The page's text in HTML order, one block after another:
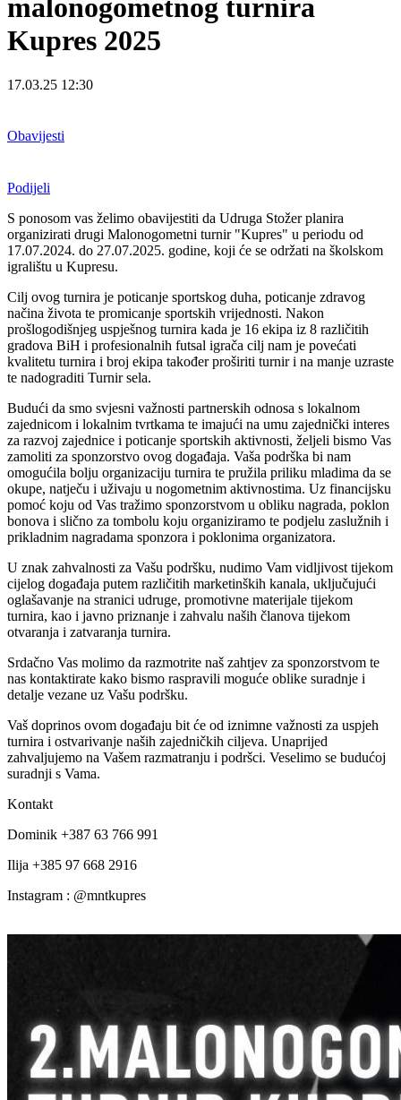
malonogometnog turnira
Kupres 2025
17.03.25 12:30
Obavijesti
Podijeli
S ponosom vas želimo obavijestiti da Udruga Stožer planira
organizirati drugi Malonogometni turnir "Kupres" u periodu od
17.07.2024. do 27.07.2025. godine, koji će se održati na školskom
igralištu u Kupresu.
Cilj ovog turnira je poticanje sportskog duha, poticanje zdravog
načina života te promicanje sportskih vrijednosti. Nakon
prošlogodišnjeg uspješnog turnira kada je 16 ekipa iz 8 različitih
gradova BiH i profesionalnih futsal igrača cilj nam je povećati
kvalitetu turnira i broj ekipa također proširiti turnir i na manje uzraste
te nadograditi Turnir sela.
Budući da smo svjesni važnosti partnerskih odnosa s lokalnom
zajednicom i lokalnim tvrtkama te imajući na umu zajednički interes
za razvoj zajednice i poticanje sportskih aktivnosti, željeli bismo Vas
zamoliti za sponzorstvo ovog događaja. Vaša podrška bi nam
omogućila bolju organizaciju turnira te pružila priliku mladima da se
okupe, natječu i uživaju u nogometnim aktivnostima. Uz financijsku
pomoć koju od Vas tražimo sponzorstvom u obliku nagrada, poklon
bonova i slično za tombolu koju organiziramo te podjelu zaslužnih i
prikladnim nagradama sponzora i poklonima organizatora.
U znak zahvalnosti za Vašu podršku, nudimo Vam vidljivost tijekom
cijelog događaja putem različitih marketinških kanala, uključujući
oglašavanje na stranici udruge, promotivne materijale tijekom
turnira, kao i javno priznanje i zahvalu naših članova tijekom
otvaranja i zatvaranja turnira.
Srdačno Vas molimo da razmotrite naš zahtjev za sponzorstvom te
nas kontaktirate kako bismo raspravili moguće oblike suradnje i
detalje vezane uz Vašu podršku.
Vaš doprinos ovom događaju bit će od iznimne važnosti za uspjeh
turnira i ostvarivanje naših zajedničkih ciljeva. Unaprijed
zahvaljujemo na Vašem razmatranju i podršci. Veselimo se budućoj
suradnji s Vama.
Kontakt
Dominik +387 63 766 991
Ilija +385 97 668 2916
Instagram : @mntkupres